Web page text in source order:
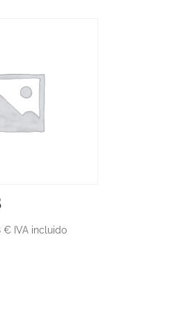
€Rango
IVA incluido